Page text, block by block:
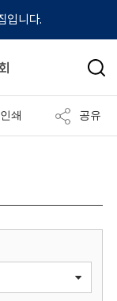
입니다.
검
인쇄 공유